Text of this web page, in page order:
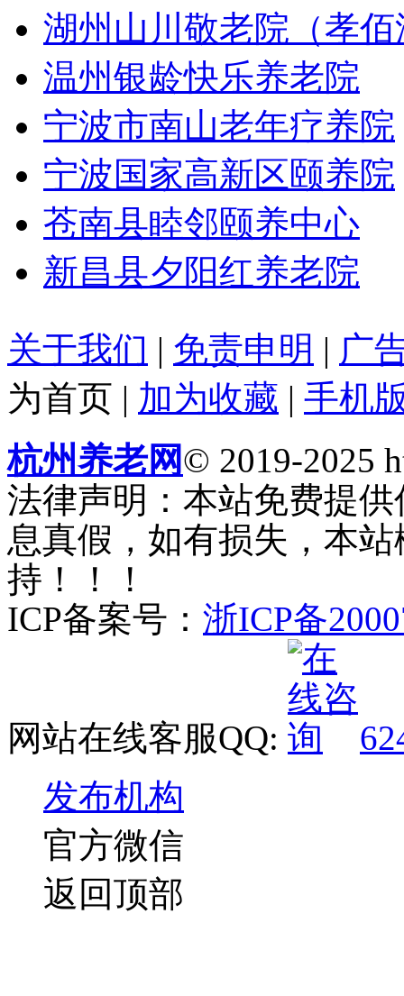
湖州山川敬老院（孝
温州银龄快乐养老院
宁波市南山老年疗养院
宁波国家高新区颐养院
苍南县睦邻颐养中心
新昌县夕阳红养老院
关于我们 | 免责申明 | 广
为首页 | 加为收藏 | 手机
杭州养老网© 2019-2025
法律声明：本站免费提
息真假，如有损失，本
持！！！
ICP备案号： 浙ICP备
网站在线客服QQ:
发布机构
官方微信
返回顶部